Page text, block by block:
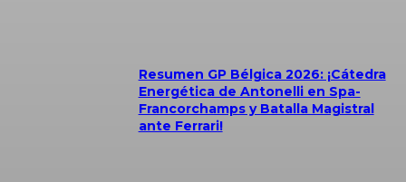
Resumen GP Bélgica 2026: ¡Cátedra
Energética de Antonelli en Spa-
Francorchamps y Batalla Magistral
ante Ferrari!